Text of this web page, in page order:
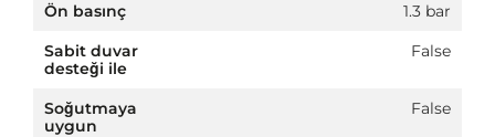
Ön basınç
1.3 bar
Sabit duvar
desteği ile
False
Soğutmaya
uygun
False